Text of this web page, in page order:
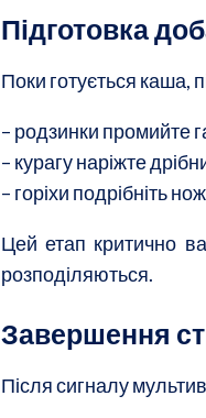
Підготовка
Поки готується каша,
– родзинки промийте
– курагу наріжте
– горіхи подрібніть
Цей етап критично
розподіляються.
Завершення
Після сигналу